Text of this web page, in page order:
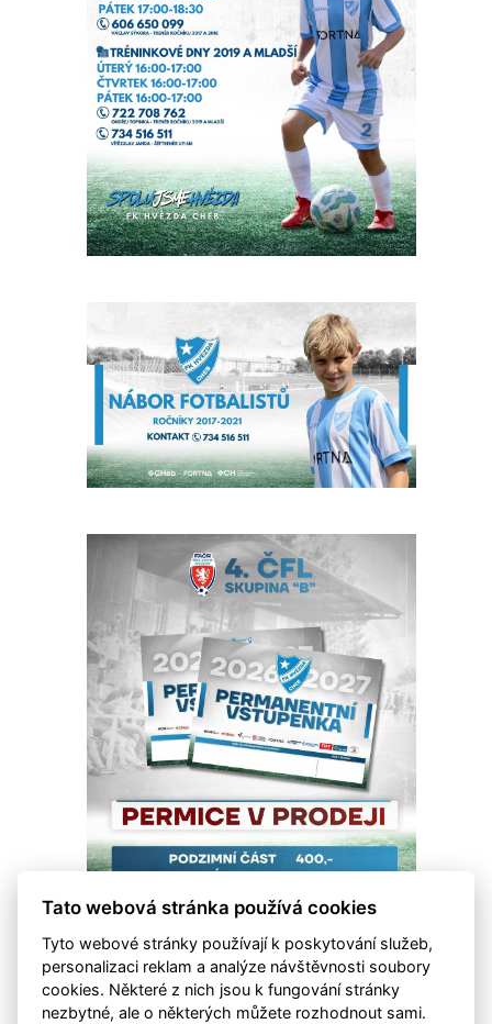
Tato webová stránka používá cookies
Tyto webové stránky používají k poskytování služeb,
personalizaci reklam a analýze návštěvnosti soubory
cookies. Některé z nich jsou k fungování stránky
nezbytné, ale o některých můžete rozhodnout sami.